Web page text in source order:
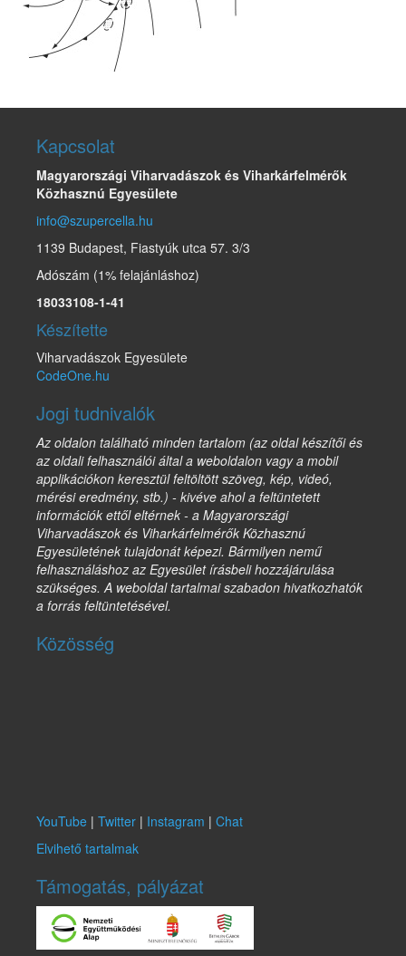
Kapcsolat
Magyarországi Viharvadászok és Viharkárfelmérők
Közhasznú Egyesülete
info@szupercella.hu
1139 Budapest, Fiastyúk utca 57. 3/3
Adószám (1% felajánláshoz)
18033108-1-41
Készítette
Viharvadászok Egyesülete
CodeOne.hu
Jogi tudnivalók
Az oldalon található minden tartalom (az oldal készítői és
az oldali felhasználói által a weboldalon vagy a mobil
applikációkon keresztül feltöltött szöveg, kép, videó,
mérési eredmény, stb.) - kivéve ahol a feltüntetett
információk ettől eltérnek - a Magyarországi
Viharvadászok és Viharkárfelmérők Közhasznú
Egyesületének tulajdonát képezi. Bármilyen nemű
felhasználáshoz az Egyesület írásbeli hozzájárulása
szükséges. A weboldal tartalmai szabadon hivatkozhatók
a forrás feltüntetésével.
Közösség
YouTube | Twitter | Instagram | Chat
Elvihető tartalmak
Támogatás, pályázat